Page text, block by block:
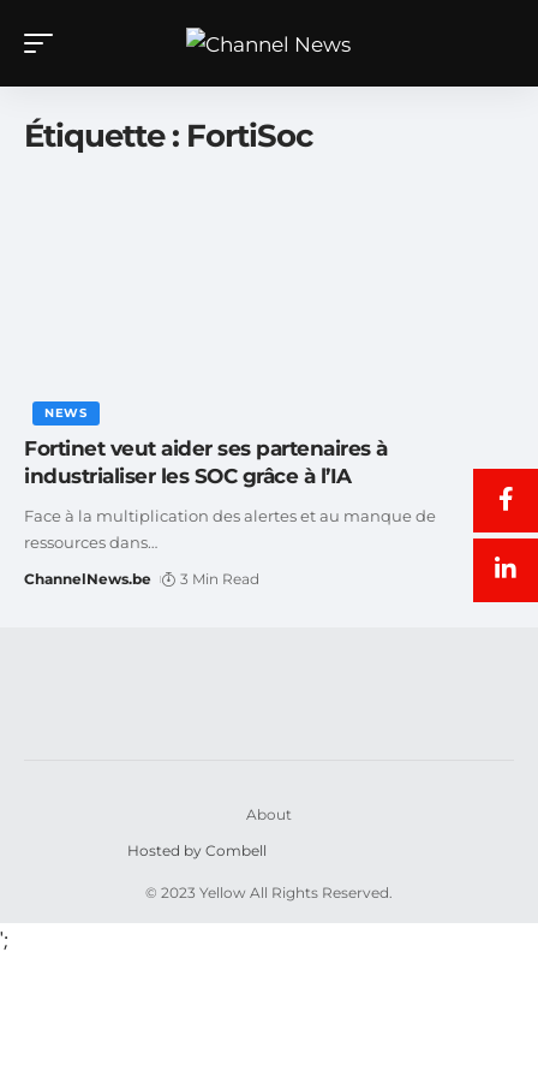
Étiquette : FortiSoc
NEWS
Fortinet veut aider ses partenaires à
industrialiser les SOC grâce à l’IA
Face à la multiplication des alertes et au manque de
ressources dans…
ChannelNews.be 3 Min Read
About
Hosted by Combell
© 2023 Yellow All Rights Reserved.
';